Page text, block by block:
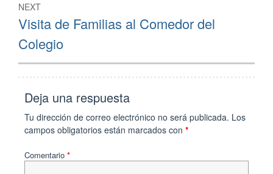
NEXT
Next
post:
Visita de Familias al Comedor del
Colegio
Deja una respuesta
Tu dirección de correo electrónico no será publicada. Los
campos obligatorios están marcados con *
Comentario *